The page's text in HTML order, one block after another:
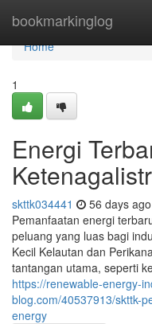
bookmarkinglog
Home
Home
1
Energi
skttk034441 56 days ago
Pemanfaatan energi
peluang yang luas bagi
Kecil Kelautan dan
tantangan utama, seperti
https://renewable-energy-
blog.com/40537913/skttk-
energy